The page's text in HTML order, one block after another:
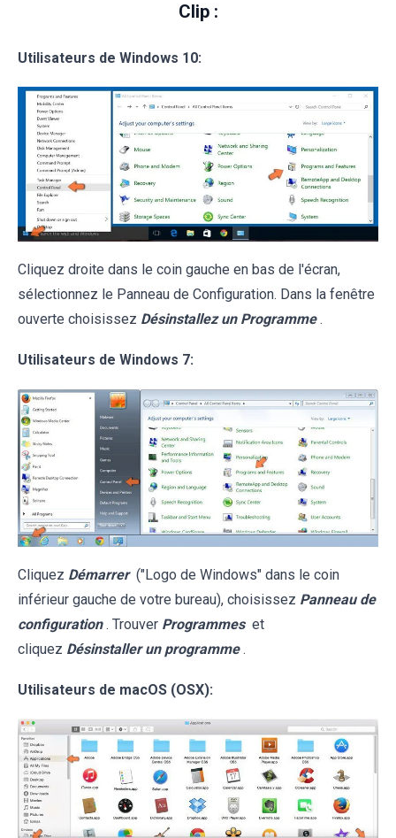
Clip :
Utilisateurs de Windows 10:
Cliquez droite dans le coin gauche en bas de l'écran,
sélectionnez le Panneau de Configuration. Dans la fenêtre
ouverte choisissez Désinstallez un Programme .
Utilisateurs de Windows 7:
Cliquez Démarrer ("Logo de Windows" dans le coin
inférieur gauche de votre bureau), choisissez Panneau de
configuration . Trouver Programmes et
cliquez Désinstaller un programme .
Utilisateurs de macOS (OSX):